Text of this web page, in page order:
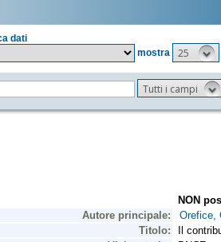
dati
mostra
25
Tutti i campi